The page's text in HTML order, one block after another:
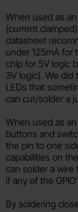
When used as
(current
datasheet
under 125mA for
chip for 5V logic
3V logic). We
LEDs that
can cut/solder a
When used as
buttons and
the pin to one
capabilities on
can solder a wire
if any of the
By soldering